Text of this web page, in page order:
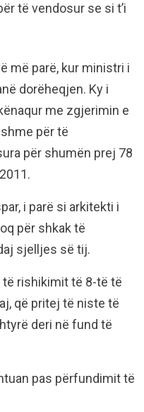
të vendosur se si t’i
më parë, kur ministri i
dorëheqjen. Ky i
me zgjerimin e
për të
për shumën prej 78
i parë si arkitekti i
për shkak të
sjelljes së tij.
rishikimit të 8-të të
që pritej të niste të
deri në fund të
pas përfundimit të